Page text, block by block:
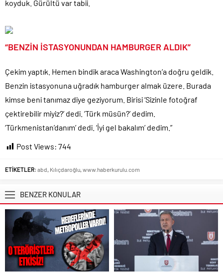
koyduk. Gürültü var tabii.
“BENZİN İSTASYONUNDAN HAMBURGER ALDIK”
Çekim yaptık. Hemen bindik araca Washington’a doğru geldik.
Benzin istasyonuna uğradık hamburger almak üzere. Burada
kimse beni tanımaz diye geziyorum. Birisi ‘Sizinle fotoğraf
çektirebilir miyiz?’ dedi. ‘Türk müsün?’ dedim.
‘Türkmenistan’danım’ dedi. ‘İyi gel bakalım’ dedim.”
Post Views: 744
ETİKETLER: abd Kılıçdaroğlu www.haberkurulu.com
BENZER KONULAR